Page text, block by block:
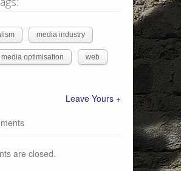
media industry
optimisation web
Leave Yours +
are closed.